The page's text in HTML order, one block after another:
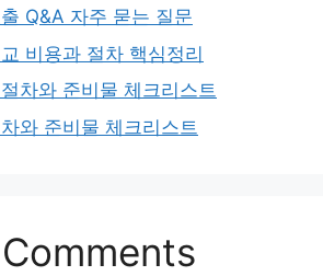
Q&A 자주 묻는 질문
비용과 절차 핵심정리
차와 준비물 체크리스트
와 준비물 체크리스트